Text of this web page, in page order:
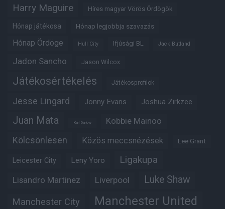
Harry Maguire Híres magyar Vörös Ördögök
Hónap játékosa Hónap legjobbja szavazás
Hónap Ördöge Hull City Ifjúsági BL Jack Butland
Jadon Sancho Jason Wilcox
Játékosértékelés Játékosprofilok
Jesse Lingard Jonny Evans Joshua Zirkzee
Juan Mata Karl Darlow Kobbie Mainoo
Kölcsönlesen Közös meccsnézések Lee Grant
Leicester City Leny Yoro Ligakupa
Lisandro Martinez Liverpool Luke Shaw
Manchester City Manchester United